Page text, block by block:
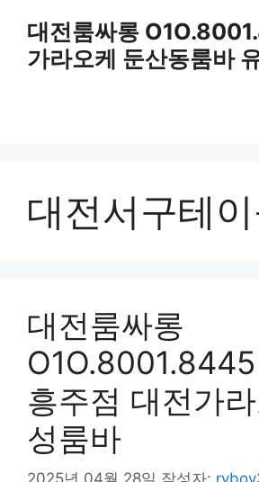
대전룸싸롱
가라오케 둔산동룸바
대전서구테
대전룸싸롱
흥주점 대전가
성룸바
2025년 04월 28일 작성자: